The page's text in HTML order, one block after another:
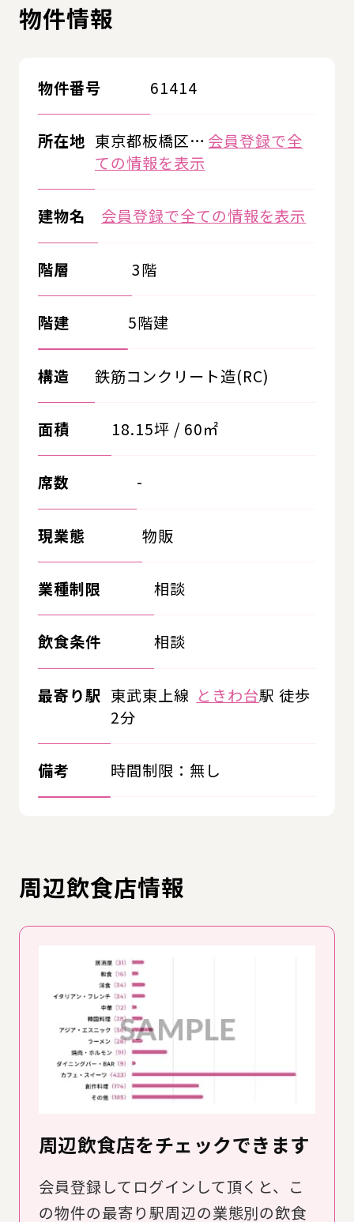
物件情報
物件番号 61414
所在地 東京都板橋区… 会員登録で全
ての情報を表示
建物名 会員登録で全ての情報を表示
階層 3階
階建 5階建
構造 鉄筋コンクリート造(RC)
面積 18.15坪 / 60㎡
席数 -
現業態 物販
業種制限 相談
飲食条件 相談
最寄り駅 東武東上線 ときわ台駅 徒歩
2分
備考 時間制限：無し
周辺飲食店情報
周辺飲食店をチェックできます
会員登録してログインして頂くと、こ
の物件の最寄り駅周辺の業態別の飲食